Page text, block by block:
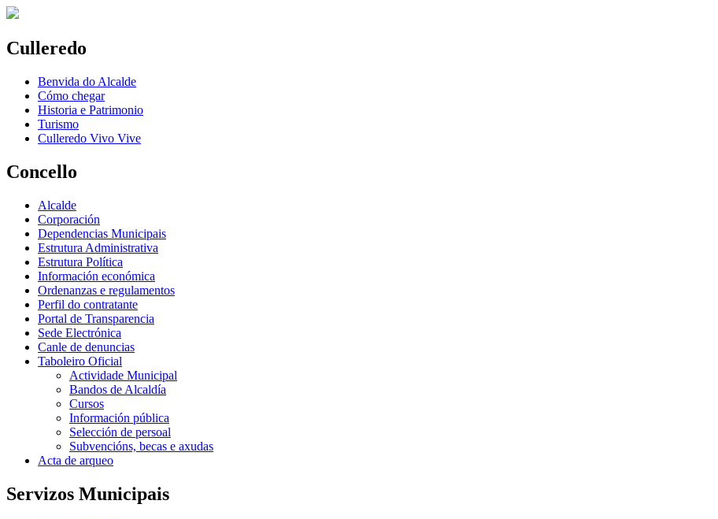
Culleredo
Benvida do Alcalde
Cómo chegar
Historia e Patrimonio
Turismo
Culleredo Vivo Vive
Concello
Alcalde
Corporación
Dependencias Municipais
Estrutura Administrativa
Estrutura Política
Información económica
Ordenanzas e regulamentos
Perfil do contratante
Portal de Transparencia
Sede Electrónica
Canle de denuncias
Taboleiro Oficial
Actividade Municipal
Bandos de Alcaldía
Cursos
Información pública
Selección de persoal
Subvencións, becas e axudas
Acta de arqueo
Servizos Municipais